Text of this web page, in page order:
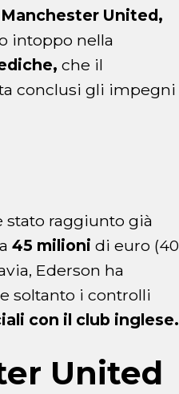
Manchester United,
intoppo nella
che il
conclusi gli impegni
stato raggiunto già
45 milioni di euro (40
Ederson ha
soltanto i controlli
con il club inglese.
United